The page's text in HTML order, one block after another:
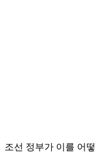
조선 정부가 이를 어